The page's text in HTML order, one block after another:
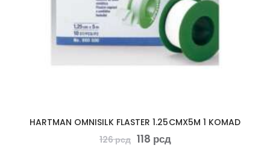
HARTMAN OMNISILK FLASTER 1.25CMX5M 1 KOMAD
126рсд 118 рсд